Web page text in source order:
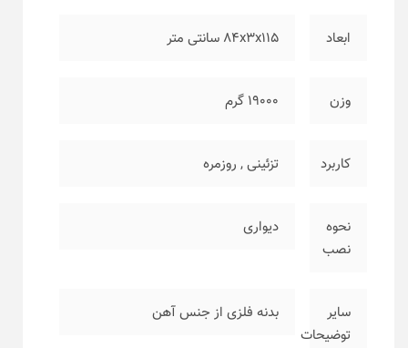
ابعاد ۸۴x3x115 سانتی متر
وزن ۱۹۰۰۰ گرم
کاربرد تزئینی, روزمره
نحوه
نصب
دیواری
سایر
توضیحات
بدنه فلزی از جنس آهن